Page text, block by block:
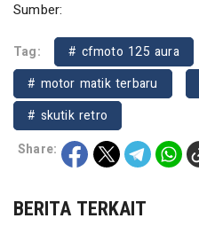
Sumber:
Tag: # cfmoto 125 aura
# motor matik terbaru
# skutik retro
Share:
BERITA TERKAIT